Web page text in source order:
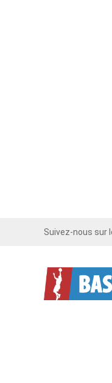
Suivez-nous sur